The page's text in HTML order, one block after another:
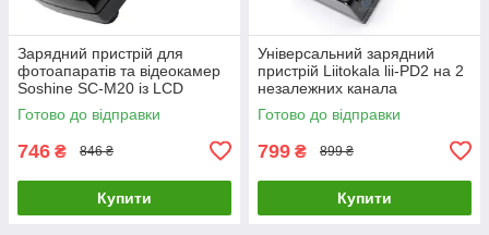
Зарядний пристрій для
фотоапаратів та відеокамер
Soshine SC-M20 із LCD
дисплеєм
Готово до відправки
746 ₴ 846 ₴
Купити
Універсальний зарядний
пристрій Liitokala lii-PD2 на 2
незалежних канала
Готово до відправки
799 ₴ 899 ₴
Купити